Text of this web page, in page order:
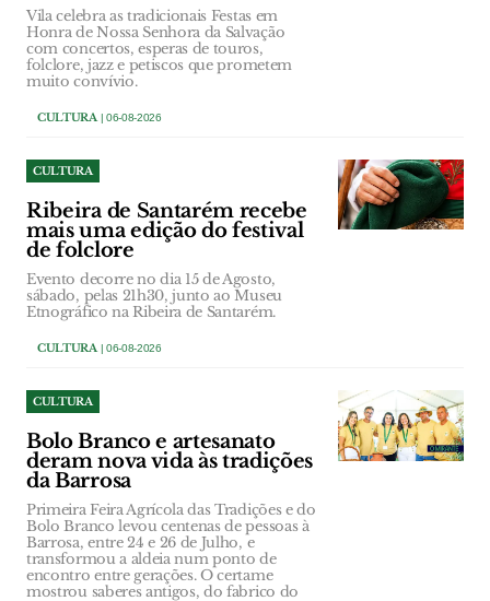
Vila celebra as tradicionais Festas em
Honra de Nossa Senhora da Salvação
com concertos, esperas de touros,
folclore, jazz e petiscos que prometem
muito convívio.
CULTURA | 06-08-2026
CULTURA
Ribeira de Santarém recebe
mais uma edição do festival
de folclore
Evento decorre no dia 15 de Agosto,
sábado, pelas 21h30, junto ao Museu
Etnográfico na Ribeira de Santarém.
CULTURA | 06-08-2026
CULTURA
Bolo Branco e artesanato
deram nova vida às tradições
da Barrosa
Primeira Feira Agrícola das Tradições e do
Bolo Branco levou centenas de pessoas à
Barrosa, entre 24 e 26 de Julho, e
transformou a aldeia num ponto de
encontro entre gerações. O certame
mostrou saberes antigos, do fabrico do